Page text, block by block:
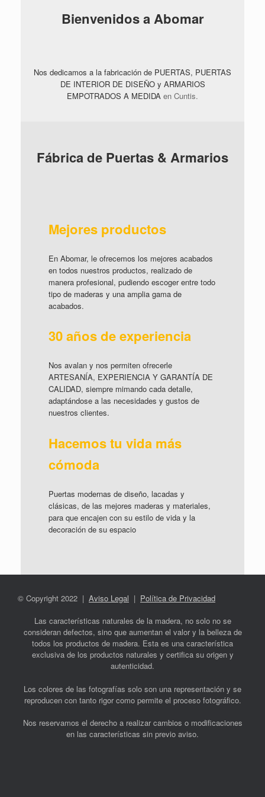
Bienvenidos a Abomar
Nos dedicamos a la fabricación de PUERTAS, PUERTAS
DE INTERIOR DE DISEÑO y ARMARIOS
EMPOTRADOS A MEDIDA en Cuntis.
Fábrica de Puertas & Armarios
Mejores productos
En Abomar, le ofrecemos los mejores acabados
en todos nuestros productos, realizado de
manera profesional, pudiendo escoger entre todo
tipo de maderas y una amplia gama de
acabados.
30 años de experiencia
Nos avalan y nos permiten ofrecerle
ARTESANÍA, EXPERIENCIA Y GARANTÍA DE
CALIDAD, siempre mimando cada detalle,
adaptándose a las necesidades y gustos de
nuestros clientes.
Hacemos tu vida más
cómoda
Puertas modernas de diseño, lacadas y
clásicas, de las mejores maderas y materiales,
para que encajen con su estilo de vida y la
decoración de su espacio
© Copyright 2022 | Aviso Legal | Política de Privacidad
Las características naturales de la madera, no solo no se
consideran defectos, sino que aumentan el valor y la belleza de
todos los productos de madera. Esta es una característica
exclusiva de los productos naturales y certifica su origen y
autenticidad.
Los colores de las fotografías solo son una representación y se
reproducen con tanto rigor como permite el proceso fotográfico.
Nos reservamos el derecho a realizar cambios o modificaciones
en las características sin previo aviso.